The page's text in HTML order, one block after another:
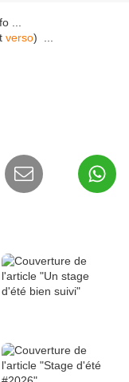
...
verso) ...